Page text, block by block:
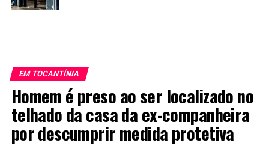
EM TOCANTÍNIA
Homem é preso ao ser localizado no
telhado da casa da ex-companheira
por descumprir medida protetiva